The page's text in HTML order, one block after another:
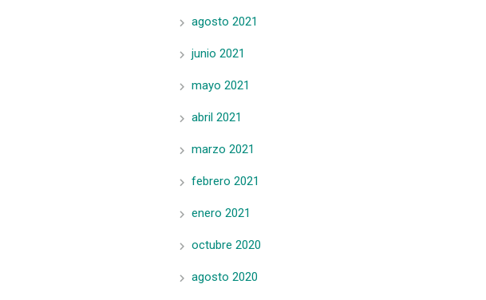
agosto 2021
junio 2021
mayo 2021
abril 2021
marzo 2021
febrero 2021
enero 2021
octubre 2020
agosto 2020